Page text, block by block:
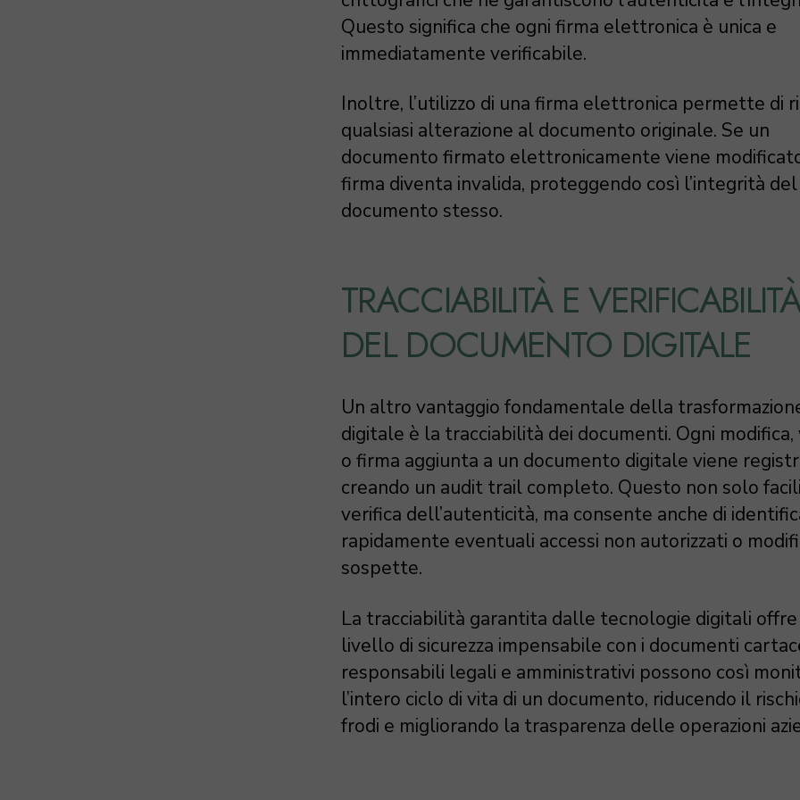
Questo significa che ogni firma elettronica è unica e
immediatamente verificabile.
Inoltre, l’utilizzo di una firma elettronica permette di
qualsiasi alterazione al documento originale. Se un
documento firmato elettronicamente viene
firma diventa invalida, proteggendo così l’integrità del
documento stesso.
TRACCIABILITÀ E
DEL DOCUMENTO DIGITALE
Un altro vantaggio fondamentale della
digitale è la tracciabilità dei documenti. Ogni modifica,
o firma aggiunta a un documento digitale viene
creando un audit trail completo. Questo non solo
verifica dell’autenticità, ma consente anche di
rapidamente eventuali accessi non autorizzati o
sospette.
La tracciabilità garantita dalle tecnologie digitali offre
livello di sicurezza impensabile con i documenti
responsabili legali e amministrativi possono così
l’intero ciclo di vita di un documento, riducendo il
frodi e migliorando la trasparenza delle operazioni